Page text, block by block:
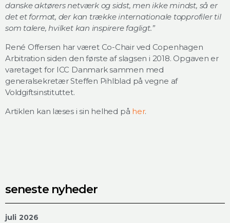
danske aktørers netværk og sidst, men ikke mindst, så er
det et format, der kan trække internationale topprofiler til
som talere, hvilket kan inspirere fagligt.”
René Offersen har været Co-Chair ved Copenhagen
Arbitration siden den første af slagsen i 2018. Opgaven er
varetaget for ICC Danmark sammen med
generalsekretær Steffen Pihlblad på vegne af
Voldgiftsinstituttet.
Artiklen kan læses i sin helhed på her.
seneste nyheder
juli 2026